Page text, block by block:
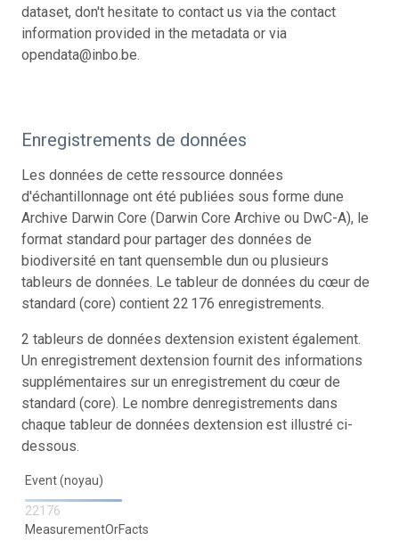
dataset, don't hesitate to contact us via the contact
information provided in the metadata or via
opendata@inbo.be.
Enregistrements de données
Les données de cette ressource données
d'échantillonnage ont été publiées sous forme dune
Archive Darwin Core (Darwin Core Archive ou DwC-A), le
format standard pour partager des données de
biodiversité en tant quensemble dun ou plusieurs
tableurs de données. Le tableur de données du cœur de
standard (core) contient 22 176 enregistrements.
2 tableurs de données dextension existent également.
Un enregistrement dextension fournit des informations
supplémentaires sur un enregistrement du cœur de
standard (core). Le nombre denregistrements dans
chaque tableur de données dextension est illustré ci-
dessous.
Event (noyau)
22176
MeasurementOrFacts